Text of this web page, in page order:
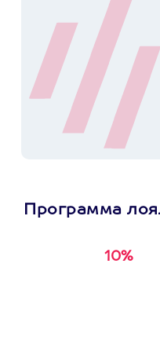
Программа
10%